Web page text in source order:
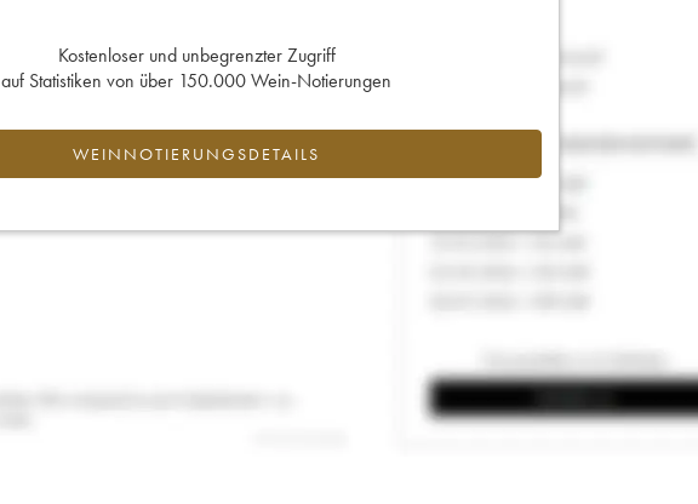
Kostenloser und unbegrenzter Zugriff
auf Statistiken von über 150.000 Wein-Notierungen
WEINNOTIERUNGSDETAILS